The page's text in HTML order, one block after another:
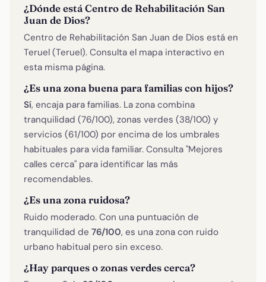
¿Dónde está Centro de Rehabilitación San
Juan de Dios?
Centro de Rehabilitación San Juan de Dios está en
Teruel (Teruel). Consulta el mapa interactivo en
esta misma página.
¿Es una zona buena para familias con hijos?
Sí, encaja para familias. La zona combina
tranquilidad (76/100), zonas verdes (38/100) y
servicios (61/100) por encima de los umbrales
habituales para vida familiar. Consulta "Mejores
calles cerca" para identificar las más
recomendables.
¿Es una zona ruidosa?
Ruido moderado. Con una puntuación de
tranquilidad de 76/100, es una zona con ruido
urbano habitual pero sin exceso.
¿Hay parques o zonas verdes cerca?